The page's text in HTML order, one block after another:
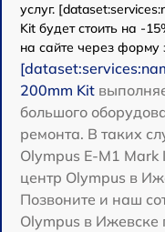
услуг.
Kit будет стоить на -
на сайте через форму
200mm Kit
большого
ремонта. В таких
Olympus E‑M1
центр Olympus в
Позвоните и наш
Olympus в Ижевске